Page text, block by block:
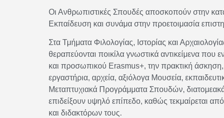
Οι Ανθρωπιστικές Σπουδές αποσκοπούν στην
Εκπαίδευση και συνάμα στην προετοιμασία
Στα Τμήματα Φιλολογίας, Ιστορίας και
θεραπεύονται ποικίλα γνωστικά αντικείμενα
και προσωπικού Erasmus+, την πρακτική
εργαστήρια, αρχεία, αξιόλογα Μουσεία,
Μεταπτυχιακά Προγράμματα Σπουδών,
επιδείξουν υψηλό επίπεδο, καθώς τεκμαίρεται
και διδακτόρων τους.